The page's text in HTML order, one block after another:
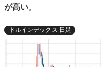
が高い。
ドルインデックス 日足